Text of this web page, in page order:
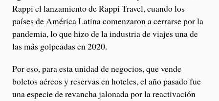
Rappi el lanzamiento de Rappi Travel, cuando los
países de América Latina comenzaron a cerrarse por la
pandemia, lo que hizo de la industria de viajes una de
las más golpeadas en 2020.
Por eso, para esta unidad de negocios, que vende
boletos aéreos y reservas en hoteles, el año pasado fue
una especie de revancha jalonada por la reactivación